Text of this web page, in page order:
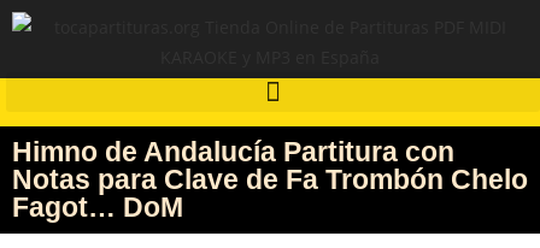
Himno de Andalucía Partitura con
Notas para Clave de Fa Trombón Chelo
Fagot… DoM